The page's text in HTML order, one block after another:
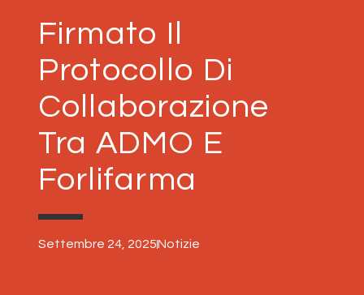
Firmato Il
Protocollo Di
Collaborazione
Tra ADMO E
Forlifarma
Settembre 24, 2025Notizie